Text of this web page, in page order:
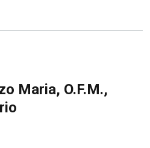
Joan. Nuevo atlas o teatro
Maria, O.F.M.,
Vincenzo Maria, O.F.M.,